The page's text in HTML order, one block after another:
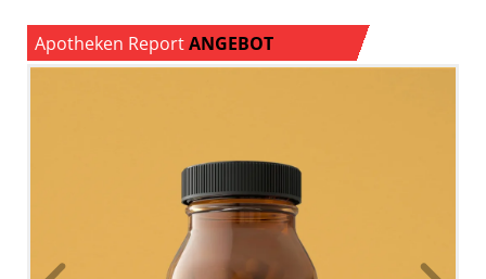
Apotheken ReportANGEBOT